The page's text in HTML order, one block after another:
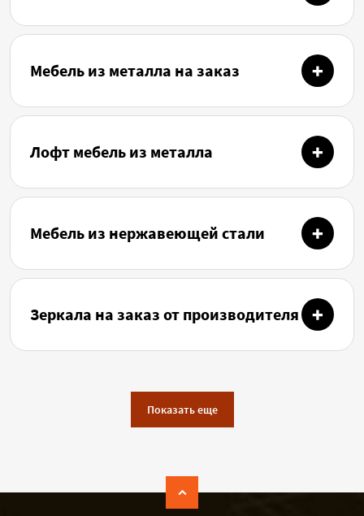
Мебель из металла на заказ
Лофт мебель из металла
Мебель из нержавеющей стали
Зеркала на заказ от производителя
Показать еще